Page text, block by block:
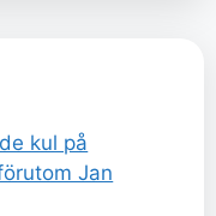
kul på
Jan